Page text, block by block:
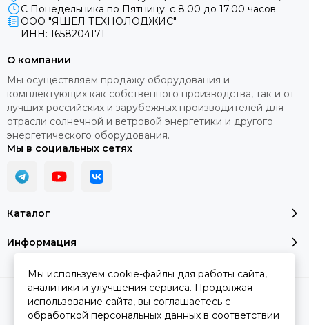
С Понедельника по Пятницу. с 8.00 до 17.00 часов
ООО "ЯШЕЛ ТЕХНОЛОДЖИС"
ИНН: 1658204171
Каталог
Информация
О компании
Мы осуществляем продажу оборудования и
комплектующих как собственного производства, так и от
лучших российских и зарубежных производителей для
отрасли солнечной и ветровой энергетики и другого
энергетического оборудования.
Мы в социальных сетях
2026 © YASHEL Technologies.Карта сайта
Мы используем cookie-файлы для работы сайта,
аналитики и улучшения сервиса. Продолжая
использование сайта, вы соглашаетесь с
обработкой персональных данных в соответствии